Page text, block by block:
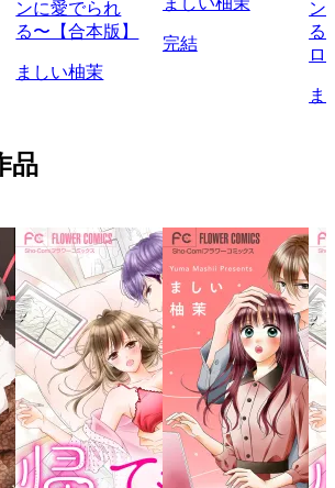
ンに愛でられ
る〜【合本版】
ましい柚茉
完結
ン
る
ロ
ま
品